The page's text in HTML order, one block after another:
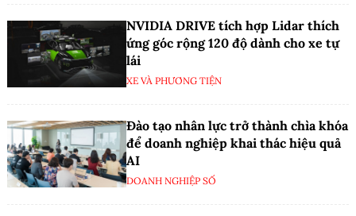
NVIDIA DRIVE tích hợp Lidar thích
ứng góc rộng 120 độ dành cho xe tự
lái
XE VÀ PHƯƠNG TIỆN
Đào tạo nhân lực trở thành chìa khóa
để doanh nghiệp khai thác hiệu quả
AI
DOANH NGHIỆP SỐ